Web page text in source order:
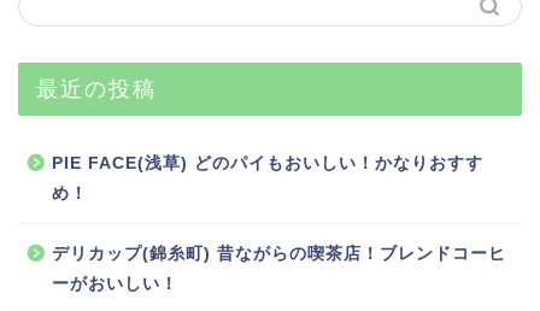
最近の投稿
PIE FACE(浅草) どのパイもおいしい！かなりおすす
め！
デリカップ(錦糸町) 昔ながらの喫茶店！ブレンドコーヒ
ーがおいしい！